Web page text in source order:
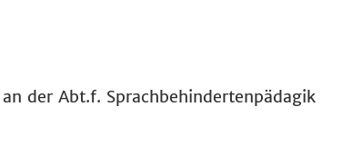
der Abt.f. Sprachbehindertenpädagik